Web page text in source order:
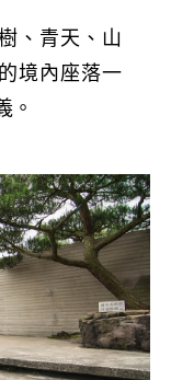
、青天、山
境內座落一
。